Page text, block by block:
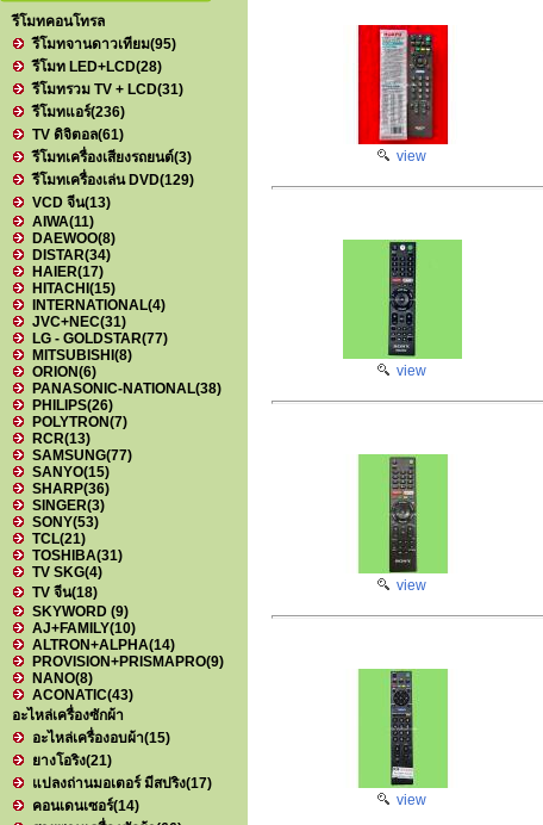
รีโมทคอนโทรล
รีโมทจานดาวเทียม(95)
รีโมท LED+LCD(28)
รีโมทรวม TV + LCD(31)
รีโมทแอร์(236)
TV ดิจิตอล(61)
รีโมทเครื่องเสียงรถยนต์(3)
รีโมทเครื่องเล่น DVD(129)
VCD จีน(13)
AIWA(11)
DAEWOO(8)
DISTAR(34)
HAIER(17)
HITACHI (15)
INTERNATIONAL(4)
JVC+NEC(31)
LG - GOLDSTAR(77)
MITSUBISHI (8)
ORION(6)
PANASONIC-NATIONAL(38)
PHILIPS(26)
POLYTRON(7)
RCR(13)
SAMSUNG(77)
SANYO(15)
SHARP(36)
SINGER(3)
SONY(53)
TCL(21)
TOSHIBA(31)
TV SKG(4)
TV จีน(18)
SKYWORD (9)
AJ+FAMILY(10)
ALTRON+ALPHA(14)
PROVISION+PRISMAPRO(9)
NANO(8)
ACONATIC(43)
อะไหล่เครื่องซักผ้า
อะไหล่เครื่องอบผ้า(15)
ยางโอริง(21)
แปลงถ่านมอเตอร์ มีสปริง(17)
คอนเดนเซอร์(14)
view
view
view
view